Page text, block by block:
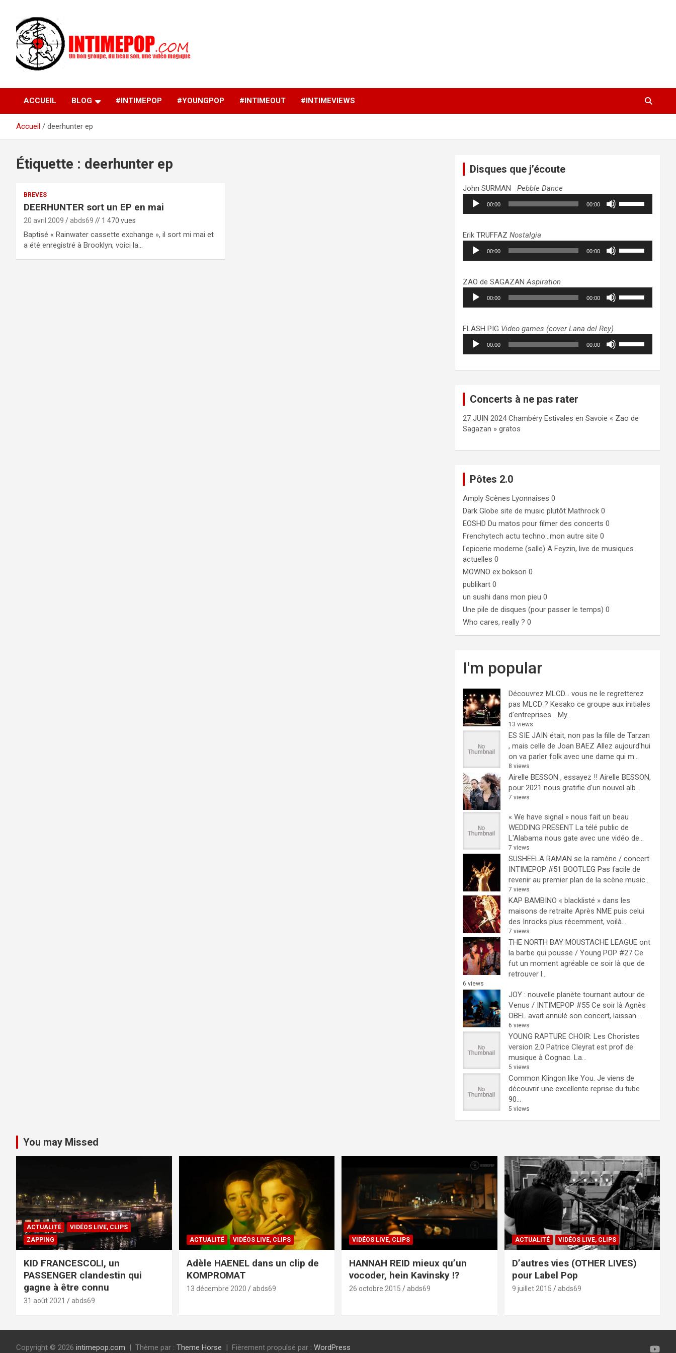
contenu
intimepop.com
musiques actuelles pop rock, post-rock, indé sur Lyon. rock pop
concert lyon
ACCUEIL BLOG #INTIMEPOP #YOUNGPOP #INTIMEOUT #INTIMEVIEWS
Accueil deerhunter ep
Étiquette : deerhunter ep
BREVES
DEERHUNTER sort un EP en mai
20 avril 2009 abds69 // 1 470 vues
Baptisé « Rainwater cassette exchange », il sort mi mai et
a été enregistré à Brooklyn, voici la…
Disques que j’écoute
John SURMANPebble Dance
Lecteur
audio
00:00 00:00
pour
augmenter
ou
volume.
Erik TRUFFAZNostalgia
Lecteur
audio
00:00 00:00
pour
augmenter
ou
volume.
ZAO de SAGAZANAspiration
Lecteur
audio
00:00 00:00
pour
augmenter
ou
FLASH PIG Video games (cover Lana del Rey)
Lecteur
audio
00:00 00:00
haut/bas
le
Concerts à ne pas rater
27 JUIN 2024 Chambéry Estivales en Savoie « Zao de
Sagazan » gratos
Pôtes 2.0
Amply Scènes Lyonnaises 0
Dark Globe site de music plutôt Mathrock 0
EOSHD Du matos pour filmer des concerts 0
Frenchytech actu techno…mon autre site 0
l'epicerie moderne (salle) A Feyzin, live de musiques
actuelles 0
MOWNO ex bokson 0
publikart 0
un sushi dans mon pieu 0
Une pile de disques (pour passer le temps) 0
Who cares, really ? 0
I'm popular
Découvrez MLCD… vous ne le regretterez
pas MLCD ? Kesako ce groupe aux initiales
d’entreprises… My...
13 views
ES SIE JAIN était, non pas la fille de Tarzan
, mais celle de Joan BAEZ Allez aujourd'hui
on va parler folk avec une dame qui m...
8 views
Airelle BESSON , essayez !! Airelle BESSON,
pour 2021 nous gratifie d'un nouvel alb...
7 views
« We have signal » nous fait un beau
WEDDING PRESENT La télé public de
L'Alabama nous gate avec une vidéo de...
7 views
SUSHEELA RAMAN se la ramène / concert
INTIMEPOP #51 BOOTLEG Pas facile de
revenir au premier plan de la scène music...
7 views
KAP BAMBINO « blacklisté » dans les
maisons de retraite Après NME puis celui
des Inrocks plus récemment, voilà...
7 views
THE NORTH BAY MOUSTACHE LEAGUE ont
la barbe qui pousse / Young POP #27 Ce
fut un moment agréable ce soir là que de
retrouver l...
6 views
JOY : nouvelle planète tournant autour de
Venus / INTIMEPOP #55 Ce soir là Agnès
OBEL avait annulé son concert, laissan...
6 views
YOUNG RAPTURE CHOIR: Les Choristes
version 2.0 Patrice Cleyrat est prof de
musique à Cognac. La...
5 views
Common Klingon like You. Je viens de
découvrir une excellente reprise du tube
90...
5 views
You may Missed
ACTUALITÉ
VIDÉOS LIVE, CLIPS
ZAPPING
KID FRANCESCOLI, un
PASSENGER clandestin qui
gagne à être connu
31 août 2021 abds69
ACTUALITÉ VIDÉOS LIVE, CLIPS
Adèle HAENEL dans un clip de
KOMPROMAT
13 décembre 2020 abds69
VIDÉOS LIVE, CLIPS
HANNAH REID mieux qu’un
vocoder, hein Kavinsky !?
26 octobre 2015 abds69
ACTUALITÉ VIDÉOS LIVE, CLIPS
D’autres vies (OTHER LIVES)
pour Label Pop
9 juillet 2015 abds69
Copyright © 2026 intimepop.com Thème par : Theme Horse Fièrement propulsé par : WordPress